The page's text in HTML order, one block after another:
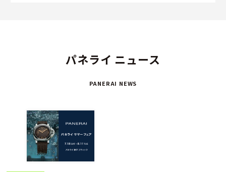
パネライ ニュース
PANERAI NEWS